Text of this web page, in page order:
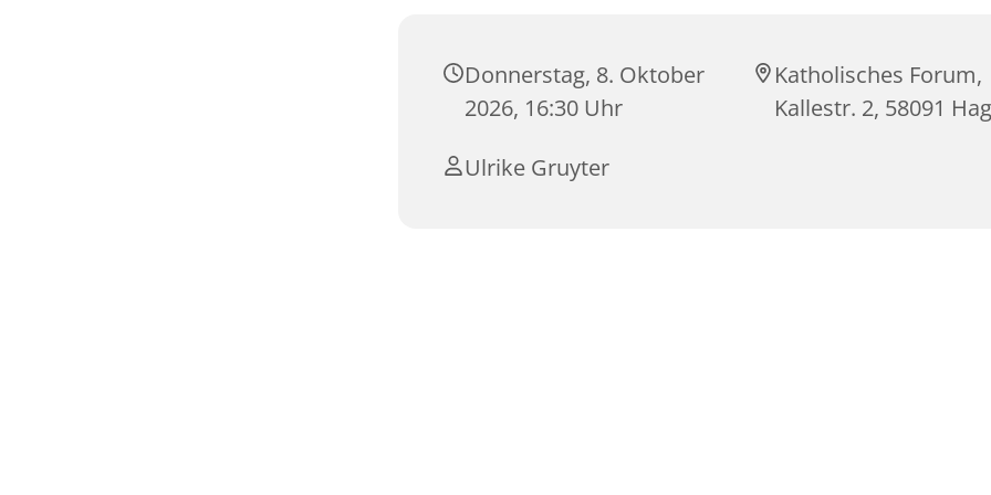
Donnerstag, 8. Oktober
2026, 16:30 Uhr
Katholisches Forum,
Kallestr. 2, 58091
Ulrike Gruyter